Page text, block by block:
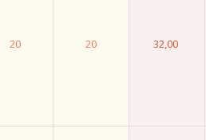
20 20 32,00